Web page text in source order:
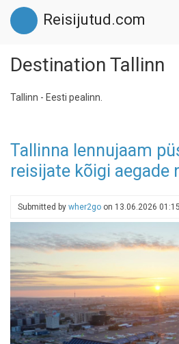
Skip
main
Reisijutud.com
Destination Tallinn
Tallinn - Eesti pealinn.
Tallinna lennujaam
reisijate kõigi aegade
Submitted by wher2go on 13.06.2026 01:15